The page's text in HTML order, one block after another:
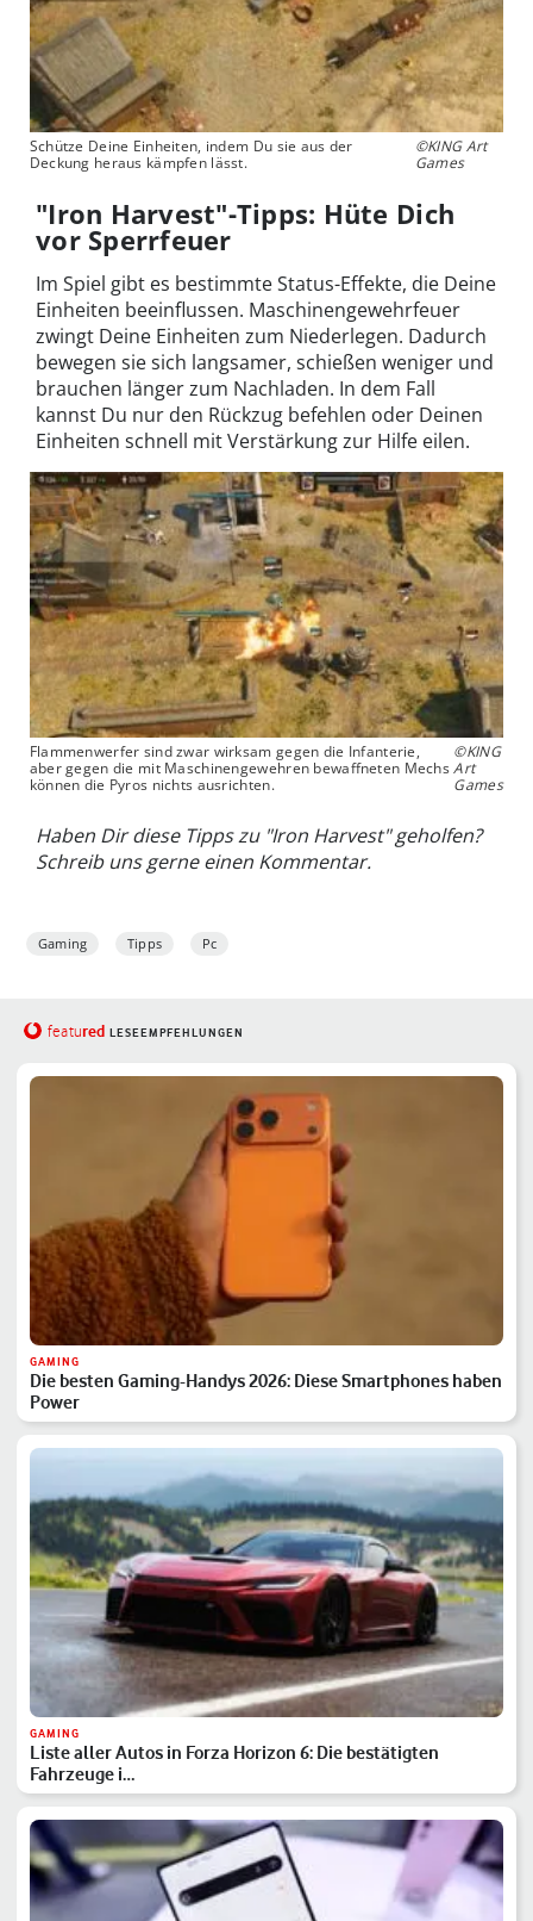
Schütze Deine Einheiten, indem Du sie aus der
Deckung heraus kämpfen lässt.
©KING Art
Games
"Iron Harvest"-Tipps: Hüte Dich
vor Sperrfeuer
Im Spiel gibt es bestimmte Status-Effekte, die Deine
Einheiten beeinflussen. Maschinengewehrfeuer
zwingt Deine Einheiten zum Niederlegen. Dadurch
bewegen sie sich langsamer, schießen weniger und
brauchen länger zum Nachladen. In dem Fall
kannst Du nur den Rückzug befehlen oder Deinen
Einheiten schnell mit Verstärkung zur Hilfe eilen.
Flammenwerfer sind zwar wirksam gegen die Infanterie,
aber gegen die mit Maschinengewehren bewaffneten Mechs
können die Pyros nichts ausrichten.
©KING
Art
Games
Haben Dir diese Tipps zu "Iron Harvest" geholfen?
Schreib uns gerne einen Kommentar.
Gaming Tipps Pc
featured LESEEMPFEHLUNGEN
GAMING
Die besten Gaming-Handys 2026: Diese Smartphones haben
Power
GAMING
Liste aller Autos in Forza Horizon 6: Die bestätigten
Fahrzeuge i…